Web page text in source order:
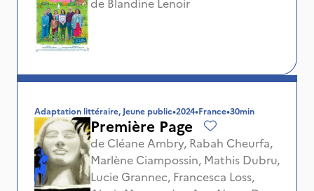
Adaptation littéraire, Jeune public•2024•France•30min
Première Page
de Cléane Ambry, Rabah Cheurfa,
Marlène Ciampossin, Mathis Dubru,
Lucie Grannec, Francesca Loss,